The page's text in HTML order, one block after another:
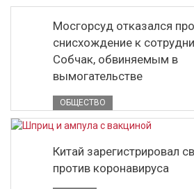
Мосгорсуд отказался
снисхождение к
Собчак, обвиняемым в
вымогательстве
ОБЩЕСТВО
Китай зарегистрировал
против коронавируса